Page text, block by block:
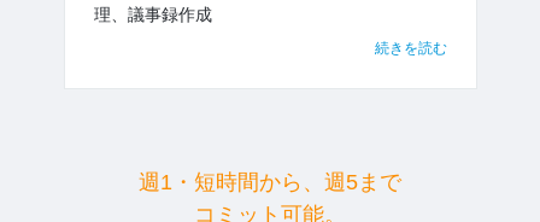
理、議事録作成
続きを読む
週1・短時間から、週5まで
コミット可能。